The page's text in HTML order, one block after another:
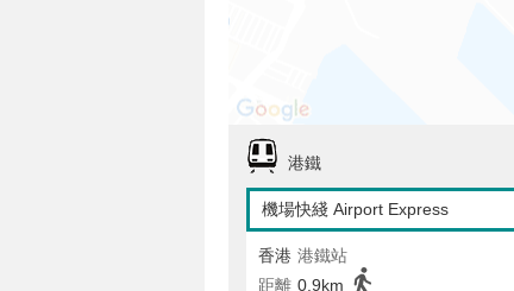
港鐵
機場快綫 Airport Express
香港 港鐵站
距離 0.9km